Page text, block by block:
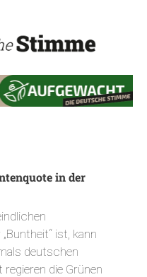
in der
ist, kann
deutschen
die Grünen